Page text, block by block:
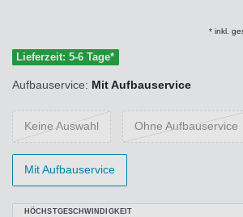
* inkl.
Lieferzeit: 5-6 Tage*
Aufbauservice: Mit Aufbauservice
Keine Auswahl Ohne Aufbauservice
Mit Aufbauservice
HÖCHSTGESCHWINDIGKEIT